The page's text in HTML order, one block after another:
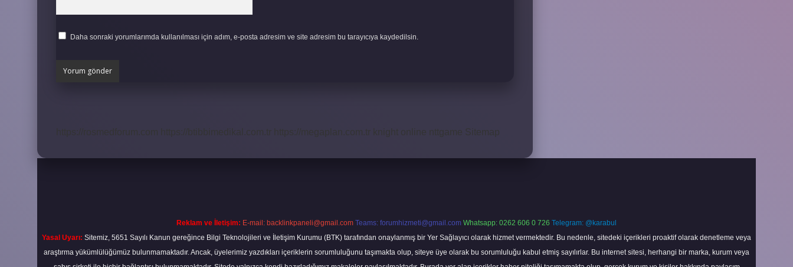
Daha sonraki yorumlarımda kullanılması için adım, e-posta adresim ve site adresim bu tarayıcıya kaydedilsin.
https://btibbimedikal.com.tr https://megaplan.com.tr knight online nttgame Sitemap
Reklam ve İletişim: E-mail: backlinkpaneli@gmail.com Teams: forumhizmeti@gmail.com Whatsapp: 0262 606 0 726 Telegram: @karabul
Yasal Uyarı: Sitemiz, 5651 Sayılı Kanun gereğince Bilgi Teknolojileri ve İletişim Kurumu (BTK) tarafından onaylanmış bir Yer Sağlayıcı olarak hizmet vermektedir. Bu nedenle, sitedeki içerikleri proaktif olarak denetleme veya
araştırma yükümlülüğümüz bulunmamaktadır. Ancak, üyelerimiz yazdıkları içeriklerin sorumluluğunu taşımakta olup, siteye üye olarak bu sorumluluğu kabul etmiş sayılırlar. Bu internet sitesi, herhangi bir marka, kurum veya